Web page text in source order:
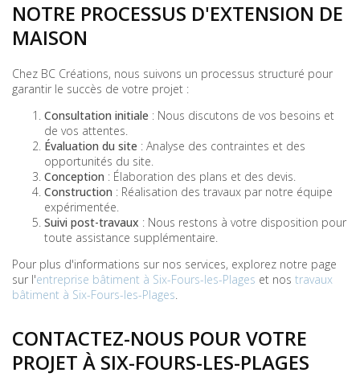
NOTRE PROCESSUS D'EXTENSION DE
MAISON
Chez BC Créations, nous suivons un processus structuré pour
garantir le succès de votre projet :
Consultation initiale : Nous discutons de vos besoins et
de vos attentes.
Évaluation du site : Analyse des contraintes et des
opportunités du site.
Conception : Élaboration des plans et des devis.
Construction : Réalisation des travaux par notre équipe
expérimentée.
Suivi post-travaux : Nous restons à votre disposition pour
toute assistance supplémentaire.
Pour plus d'informations sur nos services, explorez notre page
sur l'entreprise bâtiment à Six-Fours-les-Plages et nos travaux
bâtiment à Six-Fours-les-Plages.
CONTACTEZ-NOUS POUR VOTRE
PROJET À SIX-FOURS-LES-PLAGES